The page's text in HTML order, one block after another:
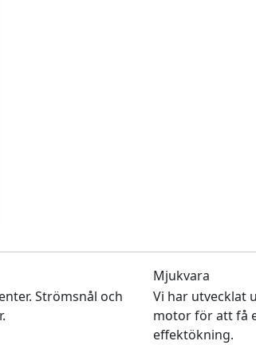
Strömsnål och
Mjukvara
Vi har utvecklat
motor för att få
effektökning.